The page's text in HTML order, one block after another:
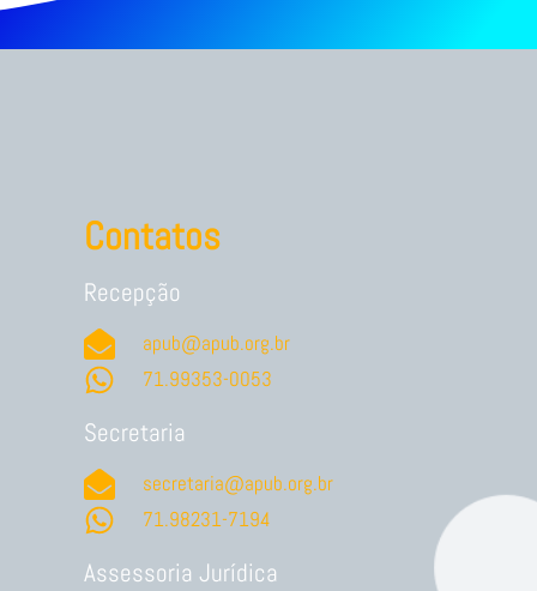
Contatos
Recepção
apub@apub.org.br
71.99353-0053
Secretaria
secretaria@apub.org.br
71.98231-7194
Assessoria Jurídica